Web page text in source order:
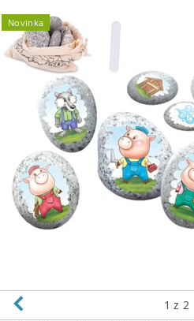
Novinka
1 z 2